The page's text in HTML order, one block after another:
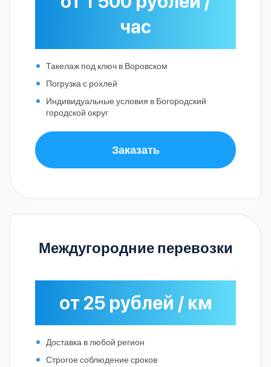
час
Такелаж под ключ в Воровском
Погрузка с рохлей
Индивидуальные условия в Богородский
городской округ
Заказать
Междугородние перевозки
от 25 рублей / км
Доставка в любой регион
Строгое соблюдение сроков